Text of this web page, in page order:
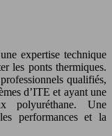
expertise technique
les ponts thermiques.
qualifiés,
d’ITE et ayant une
polyuréthane. Une
performances et la